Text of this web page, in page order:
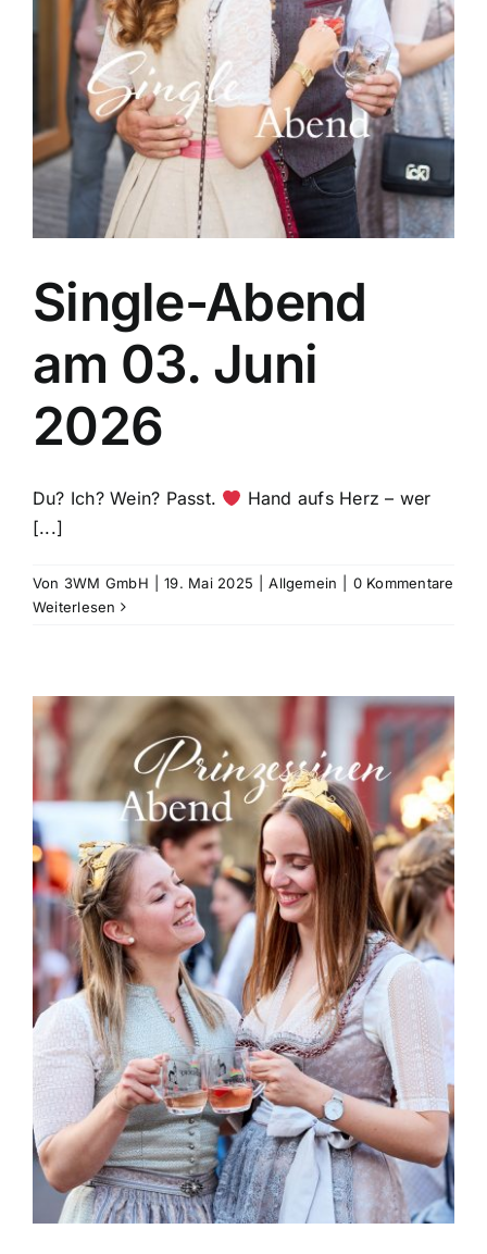
Single-Abend
am 03. Juni
2026
Du? Ich? Wein? Passt.
Hand aufs Herz – wer
[...]
Von 3WM GmbH 19. Mai 2025 Allgemein
0 Kommentare
Weiterlesen